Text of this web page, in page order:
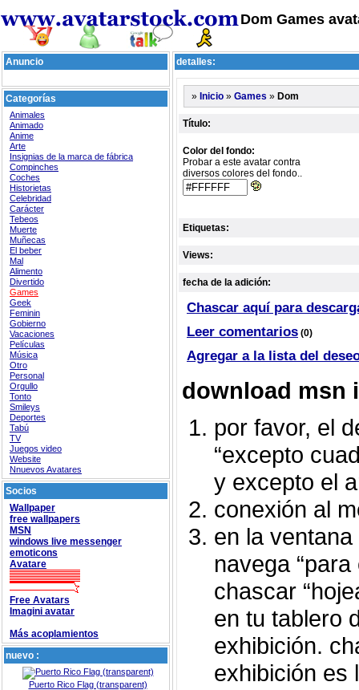
Dom Games
Anuncio
Categorías
Animales
Animado
Anime
Arte
Insignias de la marca de fábrica
Compinches
Coches
Historietas
Celebridad
Carácter
Tebeos
Muerte
Muñecas
El beber
Mal
Alimento
Divertido
Games
Geek
Feminin
Gobierno
Vacaciones
Películas
Música
Otro
Personal
Orgullo
Tonto
Smileys
Deportes
Tabú
TV
Juegos video
Website
Nnuevos Avatares
Socios
Wallpaper
free wallpapers
MSN
windows live messenger
emoticons
Avatare
Free Avatars
Imagini avatar
Más acoplamientos
nuevo :
Puerto Rico Flag (transparent)
detalles:
» Inicio » Games » Dom
Título:
Color del fondo:
Probar a este avatar contra
diversos colores del fondo..
Etiquetas:
Views:
fecha de la adición:
Chascar aquí para
Leer comentarios (0)
Agregar a la lista del
download msn
por favor, el
“excepto
y excepto el
conexión al
en la ventana
navega
chascar
en tu tablero
exhibición.
exhibición es